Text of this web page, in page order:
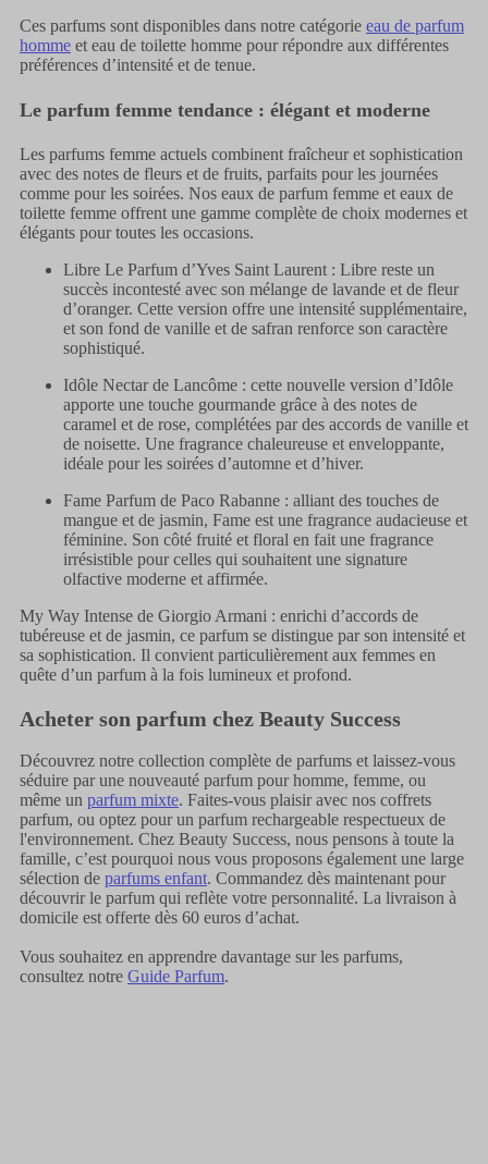
Ces parfums sont disponibles dans notre catégorie eau de parfum
homme et eau de toilette homme pour répondre aux différentes
préférences d’intensité et de tenue.
Le parfum femme tendance : élégant et moderne
Les parfums femme actuels combinent fraîcheur et sophistication
avec des notes de fleurs et de fruits, parfaits pour les journées
comme pour les soirées. Nos eaux de parfum femme et eaux de
toilette femme offrent une gamme complète de choix modernes et
élégants pour toutes les occasions.
Libre Le Parfum d’Yves Saint Laurent : Libre reste un
succès incontesté avec son mélange de lavande et de fleur
d’oranger. Cette version offre une intensité supplémentaire,
et son fond de vanille et de safran renforce son caractère
sophistiqué.
Idôle Nectar de Lancôme : cette nouvelle version d’Idôle
apporte une touche gourmande grâce à des notes de
caramel et de rose, complétées par des accords de vanille et
de noisette. Une fragrance chaleureuse et enveloppante,
idéale pour les soirées d’automne et d’hiver.
Fame Parfum de Paco Rabanne : alliant des touches de
mangue et de jasmin, Fame est une fragrance audacieuse et
féminine. Son côté fruité et floral en fait une fragrance
irrésistible pour celles qui souhaitent une signature
olfactive moderne et affirmée.
My Way Intense de Giorgio Armani : enrichi d’accords de
tubéreuse et de jasmin, ce parfum se distingue par son intensité et
sa sophistication. Il convient particulièrement aux femmes en
quête d’un parfum à la fois lumineux et profond.
Acheter son parfum chez Beauty Success
Découvrez notre collection complète de parfums et laissez-vous
séduire par une nouveauté parfum pour homme, femme, ou
même un parfum mixte. Faites-vous plaisir avec nos coffrets
parfum, ou optez pour un parfum rechargeable respectueux de
l'environnement. Chez Beauty Success, nous pensons à toute la
famille, c’est pourquoi nous vous proposons également une large
sélection de parfums enfant. Commandez dès maintenant pour
découvrir le parfum qui reflète votre personnalité. La livraison à
domicile est offerte dès 60 euros d’achat.
Vous souhaitez en apprendre davantage sur les parfums,
consultez notre Guide Parfum.